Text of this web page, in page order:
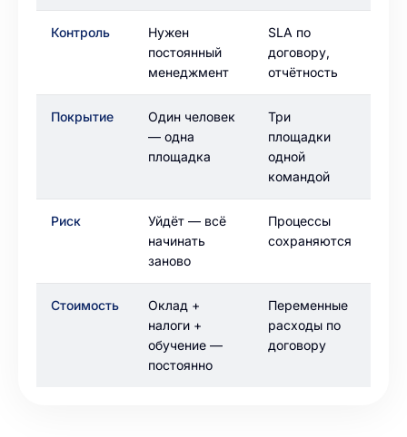
Контроль
Нужен
постоянный
менеджмент
SLA по
договору,
отчётность
Покрытие
Один человек
— одна
площадка
Три
площадки
одной
командой
Риск
Уйдёт — всё
начинать
заново
Процессы
сохраняются
Стоимость
Оклад +
налоги +
обучение —
постоянно
Переменные
расходы по
договору